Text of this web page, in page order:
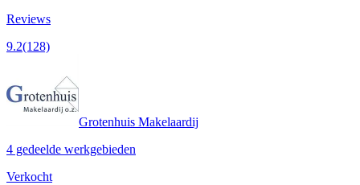
Reviews
9.2(128)
Grotenhuis Makelaardij
4 gedeelde werkgebieden
Verkocht